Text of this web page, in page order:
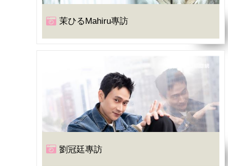
茉ひるMahiru專訪
劉冠廷專訪